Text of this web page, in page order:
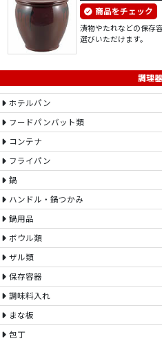
商品をチェック
漬物やたれなどの保存
選びいただけます。
調理
ホテルパン
フードパンバット類
コンテナ
フライパン
鍋
ハンドル・鍋つかみ
鍋用品
ボウル類
ザル類
保存容器
調味料入れ
まな板
包丁